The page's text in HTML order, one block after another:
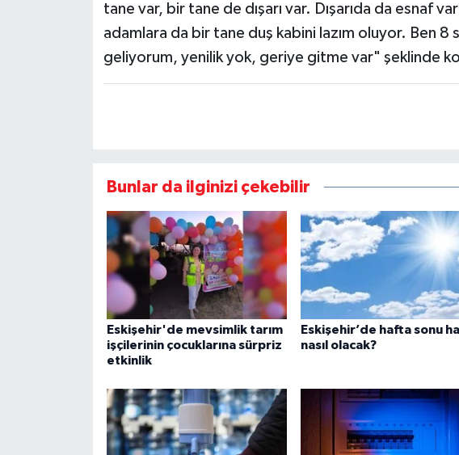
tane var, bir tane de dışarı var. Dışarıda da esnaf
adamlara da bir tane duş kabini lazım oluyor. Ben 8
geliyorum, yenilik yok, geriye gitme var" şeklinde
Bunlar da ilginizi çekebilir
Eskişehir'de mevsimlik tarım
işçilerinin çocuklarına sürpriz
etkinlik
Eskişehir’de hafta sonu
nasıl olacak?